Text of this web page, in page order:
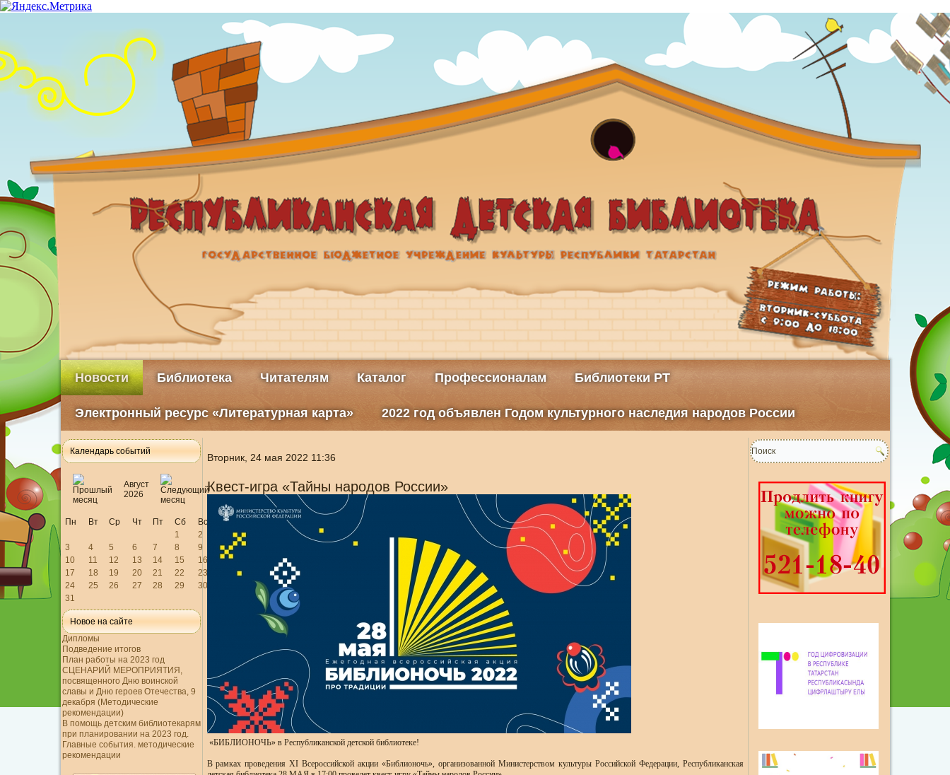
Новости Библиотека Читателям Каталог Профессионалам Библиотеки РТ
Электронный ресурс «Литературная карта» 2022 год объявлен Годом культурного наследия народов России
Календарь событий
Август
2026
Пн Вт Ср Чт Пт Сб
Вс
1
2
3
4 5 6 7 8
9
10
11 12 13 14 15
16
17
18 19 20 21 22
23
24
25 26 27 28 29
30
31
Новое на сайте
Дипломы
Подведение итогов
План работы на 2023 год
СЦЕНАРИЙ МЕРОПРИЯТИЯ,
посвященного Дню воинской
славы и Дню героев Отечества, 9
декабря (Методические
рекомендации)
В помощь детским библиотекарям
при планировании на 2023 год.
Главные события. методические
рекомендации
Вторник, 24 мая 2022 11:36
Квест-игра «Тайны народов России»
«БИБЛИОНОЧЬ» в Республиканской детской библиотеке!
В рамках проведения XI Всероссийской акции «Библионочь», организованной Министерством культуры Российской Федерации, Республиканская